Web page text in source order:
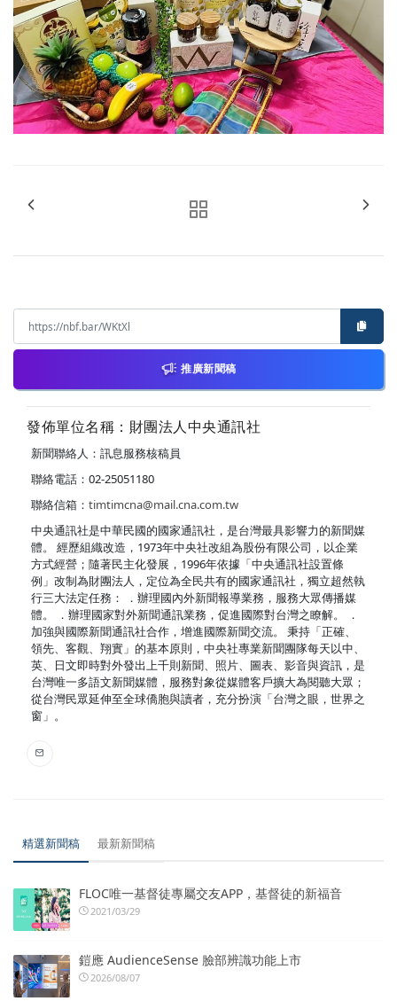
推廣新聞稿
發佈單位名稱：財團法人中央通訊社
新聞聯絡人：訊息服務核稿員
聯絡電話：02-25051180
聯絡信箱： timtimcna@mail.cna.com.tw
中央通訊社是中華民國的國家通訊社，是台灣最具影響力的新聞媒
體。 經歷組織改造，1973年中央社改組為股份有限公司，以企業
方式經營；隨著民主化發展，1996年依據「中央通訊社設置條
例」改制為財團法人，定位為全民共有的國家通訊社，獨立超然執
行三大法定任務： ．辦理國內外新聞報導業務，服務大眾傳播媒
體。 ．辦理國家對外新聞通訊業務，促進國際對台灣之瞭解。 ．
加強與國際新聞通訊社合作，增進國際新聞交流。 秉持「正確、
領先、客觀、翔實」的基本原則，中央社專業新聞團隊每天以中、
英、日文即時對外發出上千則新聞、照片、圖表、影音與資訊，是
台灣唯一多語文新聞媒體，服務對象從媒體客戶擴大為閱聽大眾；
從台灣民眾延伸至全球僑胞與讀者，充分扮演「台灣之眼，世界之
窗」。
精選新聞稿 最新新聞稿
FLOC唯一基督徒專屬交友APP，基督徒的新福音
2021/03/29
鎧應 AudienceSense 臉部辨識功能上市
2026/08/07